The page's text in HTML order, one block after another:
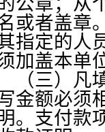
或者盖章
指定的人
加盖本单
三）凡填
金额必须
。支付款